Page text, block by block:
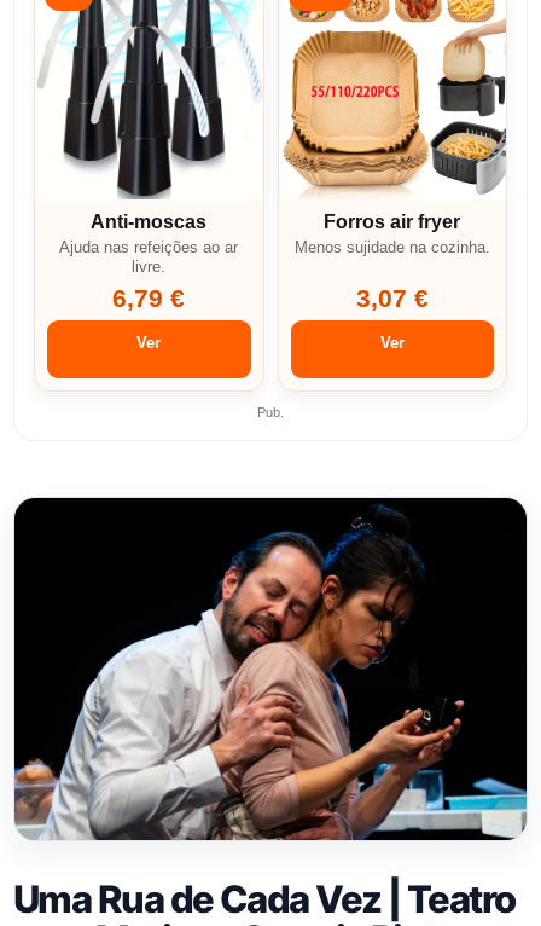
Anti-moscas
Ajuda nas refeições ao ar
livre.
6,79 €
Ver
Forros air fryer
Menos sujidade na cozinha.
3,07 €
Ver
Pub.
Uma Rua de Cada Vez | Teatro